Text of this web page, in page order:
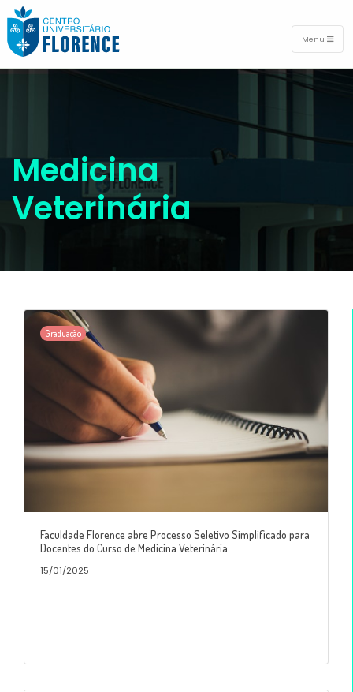
Menu
Medicina
Veterinária
Graduação
Faculdade Florence abre Processo Seletivo Simplificado para
Docentes do Curso de Medicina Veterinária
15/01/2025